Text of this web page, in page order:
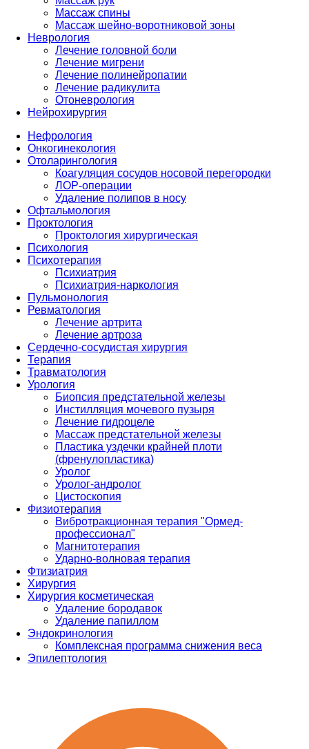
Массаж спины
Массаж шейно-воротниковой зоны
Неврология
Лечение головной боли
Лечение мигрени
Лечение полинейропатии
Лечение радикулита
Отоневрология
Нейрохирургия
Нефрология
Онкогинекология
Отоларингология
Коагуляция сосудов носовой перегородки
ЛОР-операции
Удаление полипов в носу
Офтальмология
Проктология
Проктология хирургическая
Психология
Психотерапия
Психиатрия
Психиатрия-наркология
Пульмонология
Ревматология
Лечение артрита
Лечение артроза
Сердечно-сосудистая хирургия
Терапия
Травматология
Урология
Биопсия предстательной железы
Инстилляция мочевого пузыря
Лечение гидроцеле
Массаж предстательной железы
Пластика уздечки крайней плоти
(френулопластика)
Уролог
Уролог-андролог
Цистоскопия
Физиотерапия
Вибротракционная терапия "Ормед-
профессионал"
Магнитотерапия
Ударно-волновая терапия
Фтизиатрия
Хирургия
Хирургия косметическая
Удаление бородавок
Удаление папиллом
Эндокринология
Комплексная программа снижения веса
Эпилептология